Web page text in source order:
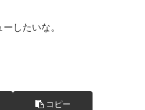
したいな。
コピー